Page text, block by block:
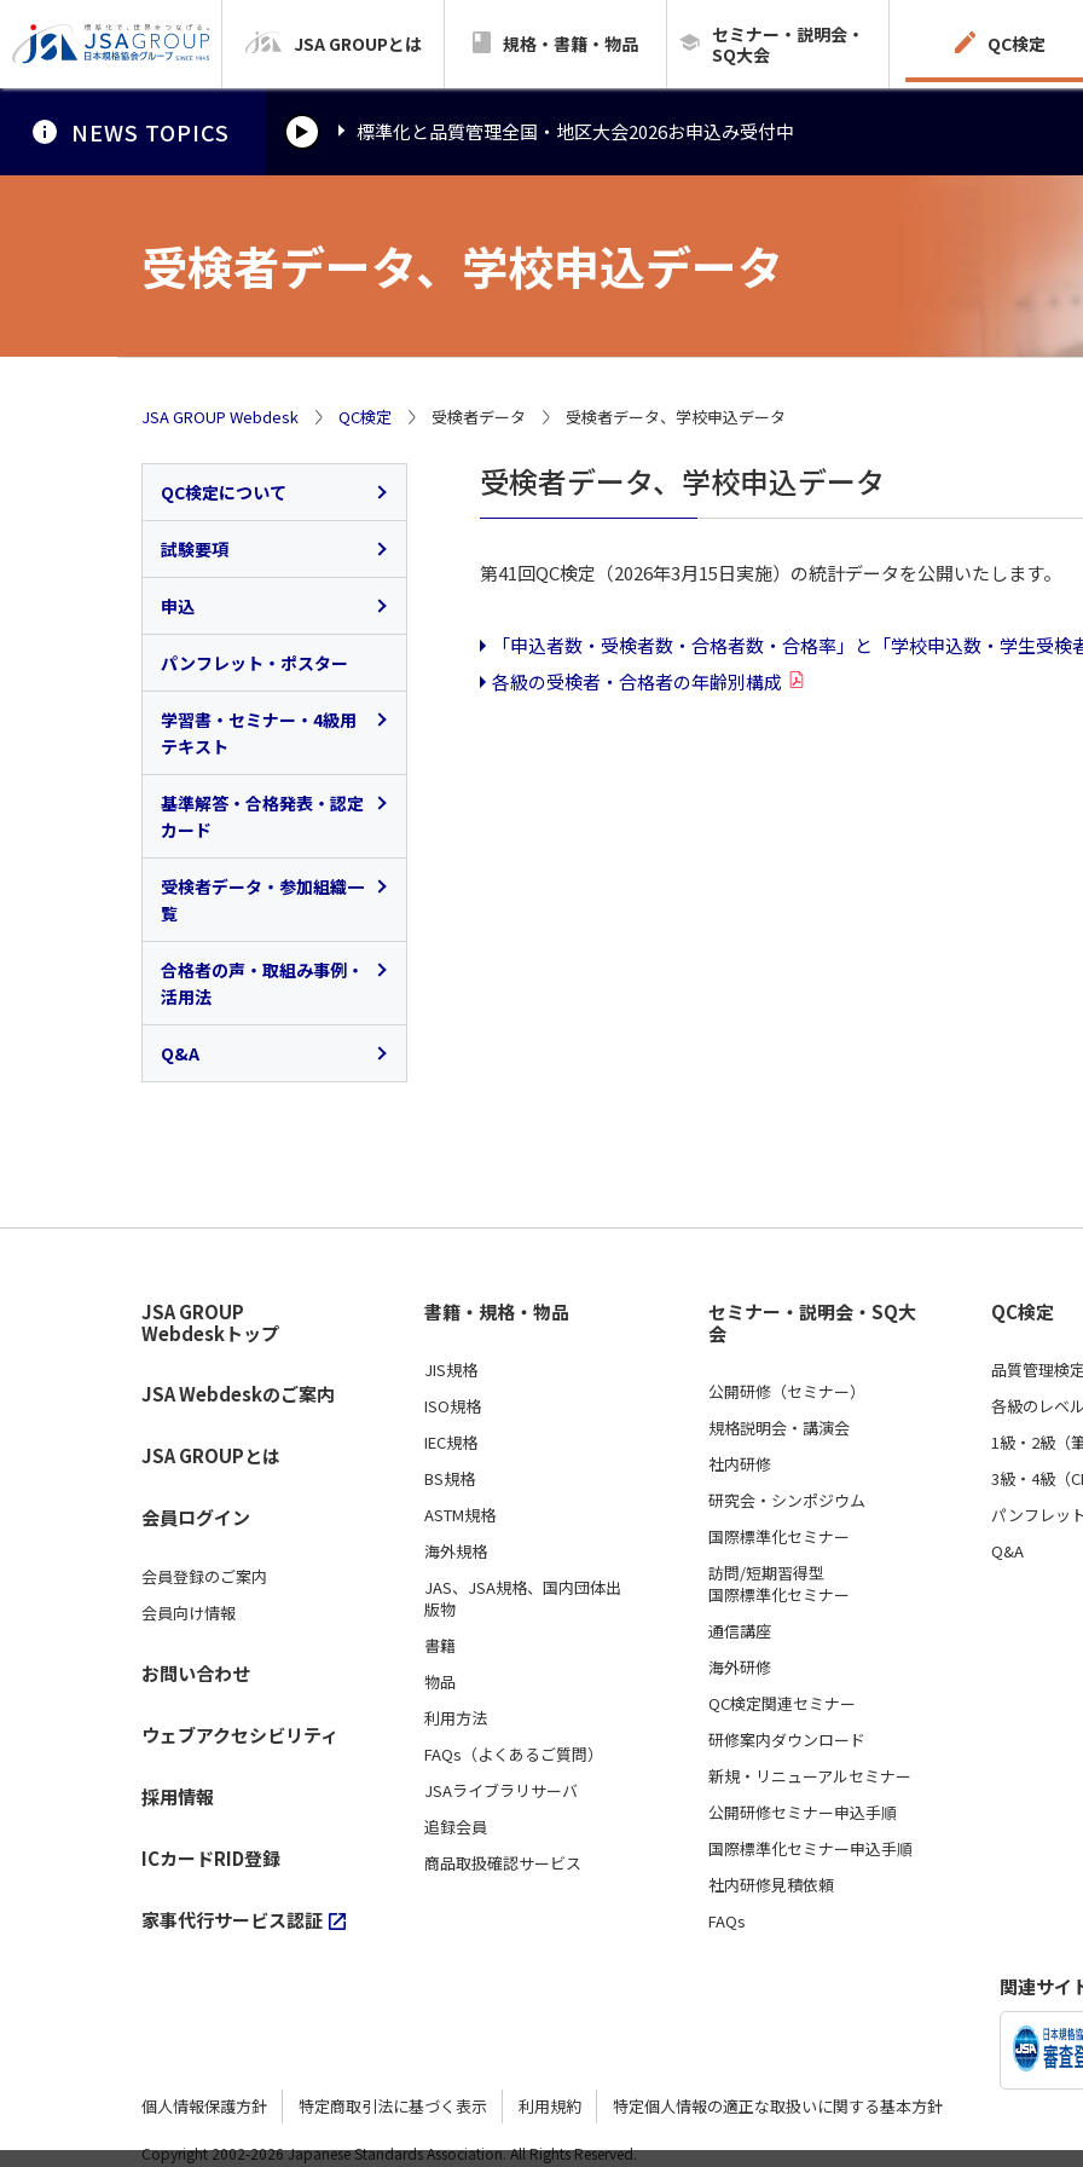
JSA GROUPとは 規格・書籍・物品
セミナー・説明会・
SQ大会
QC検定
NEWS TOPICS
標準化と品質管理全国・地区大会2026お申込み受付中
標準化と品質管理全国・地区大会2026お申込み受付中
受検者データ、学校申込データ
JSA GROUP Webdesk QC検定 受検者データ 受検者データ、学校申込データ
受検者データ、学校申込データ
第41回QC検定（2026年3月15日実施）の統計データを公開いたします。
「申込者数・受検者数・合格者数・合格率」と「学校申込数・学生受検
各級の受検者・合格者の年齢別構成
QC検定について
品質管理検定(QC検定)と
は
認定団体、協賛団体のご紹
介
運営方針
登録商標（QC検定ロゴマ
ーク等
３級・４級のコンピュータ
試験(ＣＢＴ)への変更につ
試験要項
各級のレベルと内容
合格基準
各級の問題例
申込
1級・2級（筆記試験）
3級・4級（CBT試験）
パンフレット・ポスター
学習書・セミナー・4級用
テキスト
QC検定図書一覧
日本規格協会 主催セミナ
ー
日科技連 主催セミナー
4級用テキスト
基準解答・合格発表・認定
カード
基準解答
合格発表
認定カード
受検者データ・参加組織一
覧
1～2級成績上位者公表
受検者データ、学校申込デ
ータ
合格者の声・取組み事例・
活用法
合格者の声
合格者の声 3級
Q&A
団体申込（担当者向け）
申込後から試験当日まで
受検後
その他
JSA GROUP
Webdeskトップ
JSA Webdeskのご案内
JSA GROUPとは
会員ログイン
会員登録のご案内
会員向け情報
お問い合わせ
ウェブアクセシビリティ
採用情報
ICカードRID登録
家事代行サービス認証
書籍・規格・物品
JIS規格
ISO規格
IEC規格
BS規格
ASTM規格
海外規格
JAS、JSA規格、国内団体出
版物
書籍
物品
利用方法
FAQs（よくあるご質問）
JSAライブラリサーバ
追録会員
商品取扱確認サービス
セミナー・説明会・SQ大
会
公開研修（セミナー）
規格説明会・講演会
社内研修
研究会・シンポジウム
国際標準化セミナー
訪問/短期習得型
国際標準化セミナー
通信講座
海外研修
QC検定関連セミナー
研修案内ダウンロード
新規・リニューアルセミナー
公開研修セミナー申込手順
国際標準化セミナー申込手順
社内研修見積依頼
FAQs
QC検定
品質管理検
各級のレベ
1級・2級（
3級・4級（
パンフレッ
Q&A
個人情報保護方針 特定商取引法に基づく表示 利用規約 特定個人情報の適正な取扱いに関する基本方針
関連サイ
Copyright 2002-2026 Japanese Standards Association.All Rights Reserved.